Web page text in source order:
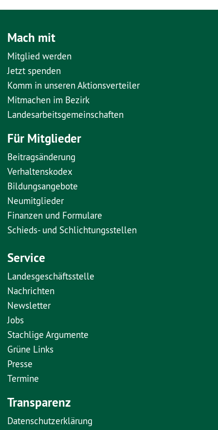
Mach mit
Mitglied werden
Jetzt spenden
Komm in unseren Aktionsverteiler
Mitmachen im Bezirk
Landesarbeitsgemeinschaften
Für Mitglieder
Beitragsänderung
Verhaltenskodex
Bildungsangebote
Neumitglieder
Finanzen und Formulare
Schieds- und Schlichtungsstellen
Service
Landesgeschäftsstelle
Nachrichten
Newsletter
Jobs
Stachlige Argumente
Grüne Links
Presse
Termine
Transparenz
Datenschutzerklärung